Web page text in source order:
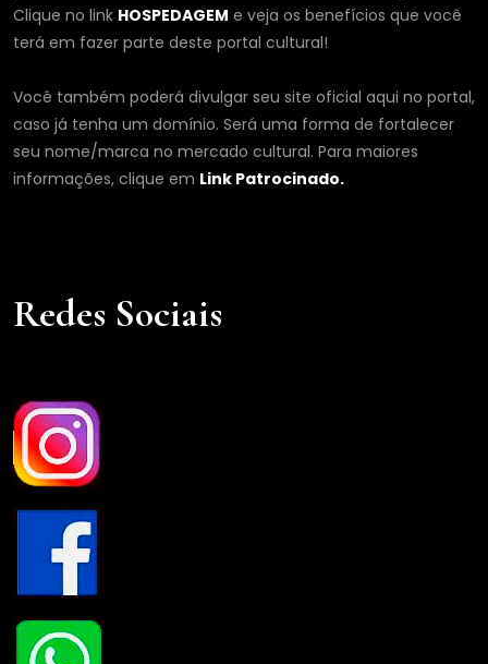
Clique no link HOSPEDAGEM e veja os benefícios que você
terá em fazer parte deste portal cultural!
Você também poderá divulgar seu site oficial aqui no portal,
caso já tenha um domínio. Será uma forma de fortalecer
seu nome/marca no mercado cultural. Para maiores
informações, clique em Link Patrocinado.
Redes Sociais